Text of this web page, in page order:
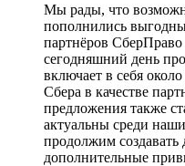
Мы рады, что
пополнились
партнёров
сегодняшний день
включает в себя
Сбера в качестве
предложения также
актуальны среди
продолжим
дополнительные